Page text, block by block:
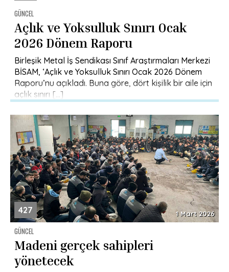
GÜNCEL
Açlık ve Yoksulluk Sınırı Ocak
2026 Dönem Raporu
Birleşik Metal İş Sendikası Sınıf Araştırmaları Merkezi
BİSAM, ‘Açlık ve Yoksulluk Sınırı Ocak 2026 Dönem
Raporu’nu açıkladı. Buna göre, dört kişilik bir aile için
açlık sınırı […]
427 1 Mart 2026
GÜNCEL
Madeni gerçek sahipleri
yönetecek